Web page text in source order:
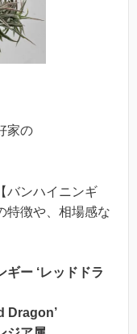
家の
バンハイニンギ
特徴や、相場感な
ギー ‘レッドドラ
Dragon’